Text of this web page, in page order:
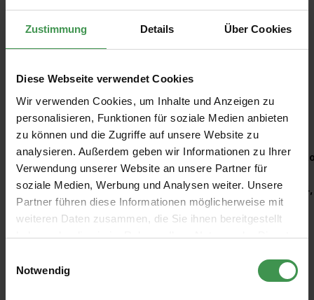
Zustimmung Details Über Cookies
Diese Webseite verwendet Cookies
Wir verwenden Cookies, um Inhalte und Anzeigen zu
personalisieren, Funktionen für soziale Medien anbieten
zu können und die Zugriffe auf unsere Website zu
analysieren. Außerdem geben wir Informationen zu Ihrer
Verwendung unserer Website an unsere Partner für
soziale Medien, Werbung und Analysen weiter. Unsere
Partner führen diese Informationen möglicherweise mit
weiteren Daten zusammen, die Sie ihnen bereitgestellt
haben oder die sie im Rahmen Ihrer Nutzung der Dienste
Notwendig
Empfohlenes Zubehör
Produktgalerie überspringen
Kleisterroller
6,97 €